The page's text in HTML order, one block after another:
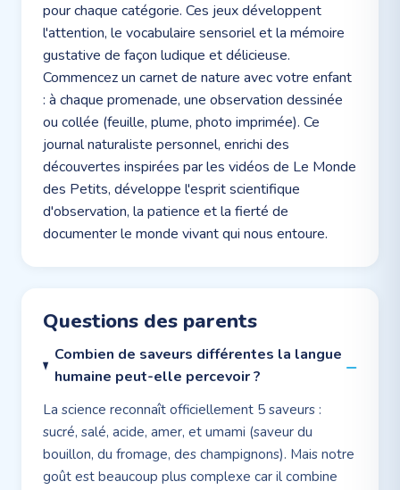
pour chaque catégorie. Ces jeux développent
l'attention, le vocabulaire sensoriel et la mémoire
gustative de façon ludique et délicieuse.
Commencez un carnet de nature avec votre enfant
: à chaque promenade, une observation dessinée
ou collée (feuille, plume, photo imprimée). Ce
journal naturaliste personnel, enrichi des
découvertes inspirées par les vidéos de Le Monde
des Petits, développe l'esprit scientifique
d'observation, la patience et la fierté de
documenter le monde vivant qui nous entoure.
Questions des parents
Combien de saveurs différentes la langue
humaine peut-elle percevoir ?
La science reconnaît officiellement 5 saveurs :
sucré, salé, acide, amer, et umami (saveur du
bouillon, du fromage, des champignons). Mais notre
goût est beaucoup plus complexe car il combine